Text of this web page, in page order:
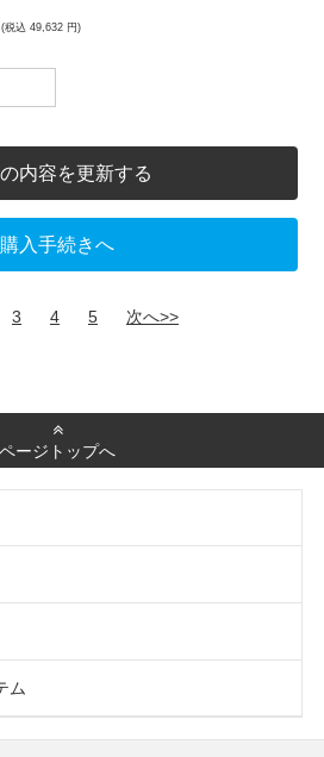
(税込 49,632 円)
内容を更新する
購入手続きへ
3 4 5 次へ>>
ページトップへ
ム